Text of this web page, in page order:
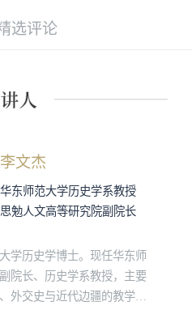
选评论
李文杰
华东师范大学历史学系教授
思勉人文高等研究院副院长
学历史学博士。现任华东师
院长、历史学系教授，主要
外交史与近代边疆的教学研